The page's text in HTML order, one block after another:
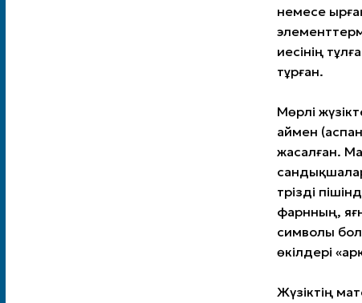
немесе
иесінің
тұрған.
Мөрлі
аймен
жасалған.
тәрізді
фарнның,
символы
өкілдері
Жүзіктің